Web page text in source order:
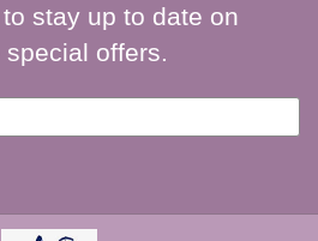
stay up to date on
offers.